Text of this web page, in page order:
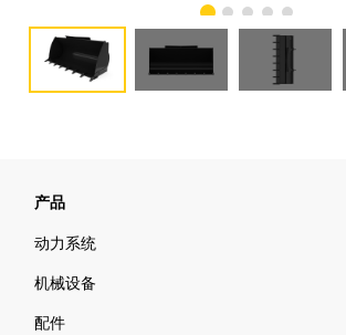
产品
动力系统
机械设备
配件